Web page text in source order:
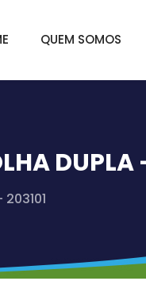
QUEM SOMOS
DUPLA
203101